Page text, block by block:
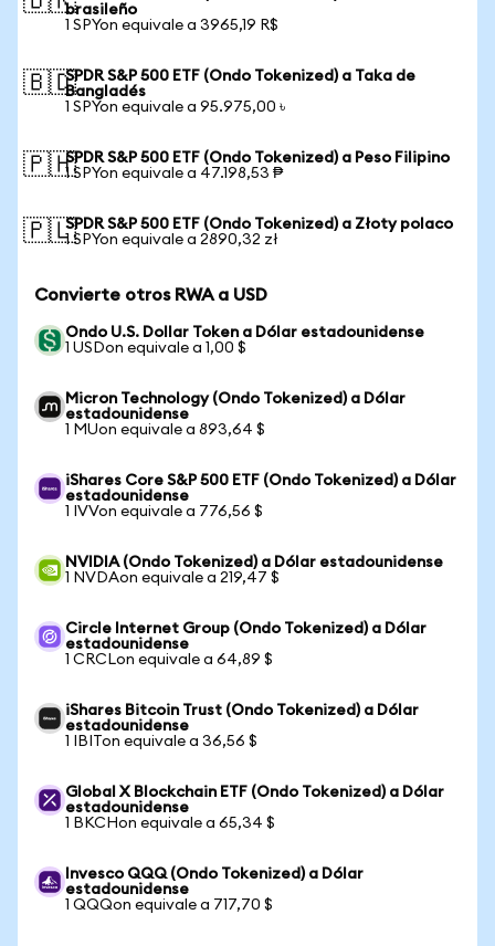
brasileño
1 SPYon equivale a 3965,19 R$
🇧🇩SPDR S&P 500 ETF (Ondo Tokenized) a Taka de
Bangladés
1 SPYon equivale a 95.975,00 ৳
🇵🇭SPDR S&P 500 ETF (Ondo Tokenized) a Peso Filipino
1 SPYon equivale a 47.198,53 ₱
🇵🇱SPDR S&P 500 ETF (Ondo Tokenized) a Złoty polaco
1 SPYon equivale a 2890,32 zł
Convierte otros RWA a USD
Ondo U.S. Dollar Token a Dólar estadounidense
1 USDon equivale a 1,00 $
Micron Technology (Ondo Tokenized) a Dólar
estadounidense
1 MUon equivale a 893,64 $
iShares Core S&P 500 ETF (Ondo Tokenized) a Dólar
estadounidense
1 IVVon equivale a 776,56 $
NVIDIA (Ondo Tokenized) a Dólar estadounidense
1 NVDAon equivale a 219,47 $
Circle Internet Group (Ondo Tokenized) a Dólar
estadounidense
1 CRCLon equivale a 64,89 $
iShares Bitcoin Trust (Ondo Tokenized) a Dólar
estadounidense
1 IBITon equivale a 36,56 $
Global X Blockchain ETF (Ondo Tokenized) a Dólar
estadounidense
1 BKCHon equivale a 65,34 $
Invesco QQQ (Ondo Tokenized) a Dólar
estadounidense
1 QQQon equivale a 717,70 $